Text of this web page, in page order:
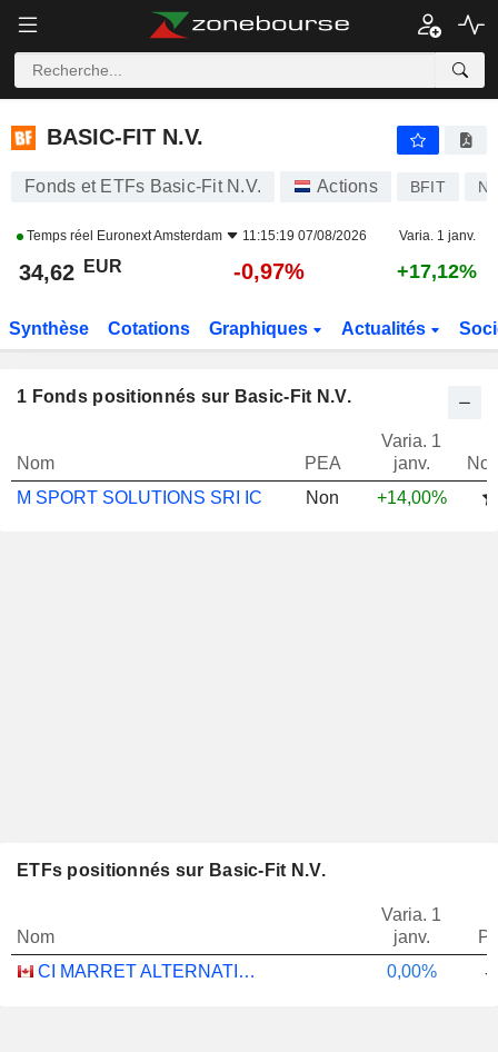
BASIC-FIT N.V.
BASIC-FIT N.V.
Fonds et ETFs Basic-Fit N.V. Actions BFIT
Temps réel Euronext Amsterdam 11:15:19 07/08/2026 Varia. 1 janv.
34,62 EUR -0,97% +17,12%
Synthèse Cotations Graphiques Actualités
1 Fonds positionnés sur Basic-Fit N.V.
Nom PEA
Varia. 1
janv.
M SPORT SOLUTIONS SRI IC
Non +14,00%
ETFs positionnés sur Basic-Fit N.V.
Nom
Varia. 1
janv.
CI MARRET ALTERNATIVE ABSOLUTE RETURN BOND ETF - CAD
0,00% -